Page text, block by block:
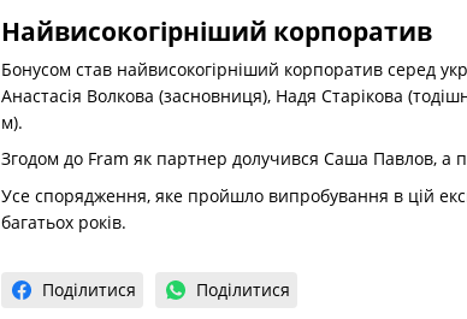
Найвисокогірніший корпоратив
Бонусом став найвисокогірніший корпоратив серед
Анастасія Волкова (засновниця), Надя Старікова
м).
Згодом до Fram як партнер долучився Саша Павлов, а
Усе спорядження, яке пройшло випробування в цій
багатьох років.
Поділитися Поділитися